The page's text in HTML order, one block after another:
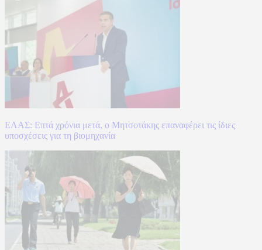
ΕΛΑΣ: Επτά χρόνια μετά, ο Μητσοτάκης επαναφέρει τις ίδιες
υποσχέσεις για τη βιομηχανία